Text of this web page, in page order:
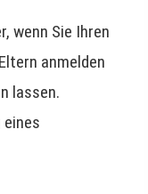
wenn Sie Ihren
anmelden
lassen.